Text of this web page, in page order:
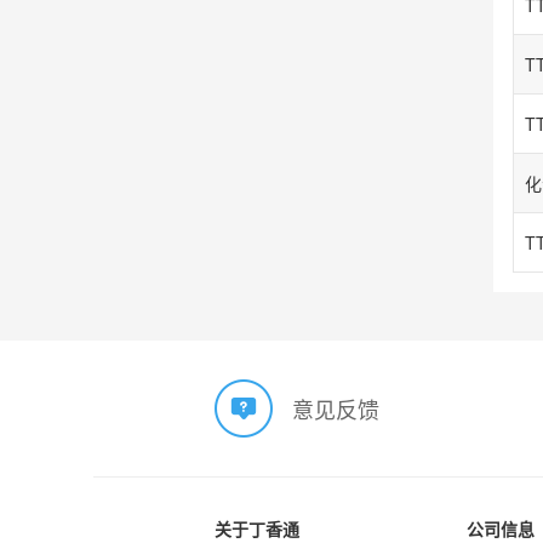
意见反馈
关于丁香通 公司信息